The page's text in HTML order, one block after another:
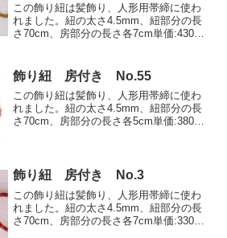
この飾り紐は髪飾り、人形用帯締に使わ
れました。紐の太さ4.5mm、紐部分の長
さ70cm、房部分の長さ各7cm単価:430円
飾り紐 房付き No.55
この飾り紐は髪飾り、人形用帯締に使わ
れました。紐の太さ4.5mm、紐部分の長
さ70cm、房部分の長さ各5cm単価:380円
飾り紐 房付き No.3
この飾り紐は髪飾り、人形用帯締に使わ
れました。紐の太さ4.5mm、紐部分の長
さ70cm、房部分の長さ各7cm単価:330円